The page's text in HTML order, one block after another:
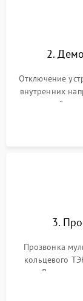
2.
Отключение
внутренних
задней
3.
Прозвонка
кольцевого